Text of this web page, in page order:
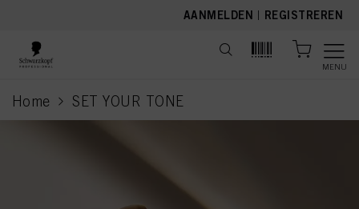
AANMELDEN | REGISTREREN
MENU
Home SET YOUR TONE
current page